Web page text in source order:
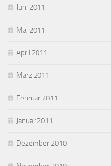
Juni 2011
Mai 2011
April 2011
März 2011
Februar 2011
Januar 2011
Dezember 2010